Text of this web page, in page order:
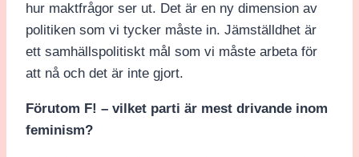
hur maktfrågor ser ut. Det är en ny dimension av
politiken som vi tycker måste in. Jämställdhet är
ett samhällspolitiskt mål som vi måste arbeta för
att nå och det är inte gjort.
Förutom F! – vilket parti är mest drivande inom
feminism?